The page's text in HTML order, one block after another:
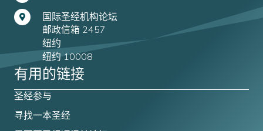
国际圣经机构论坛
邮政信箱 2457
纽约
纽约 10008
有用的链接
圣经参与
寻找一本圣经